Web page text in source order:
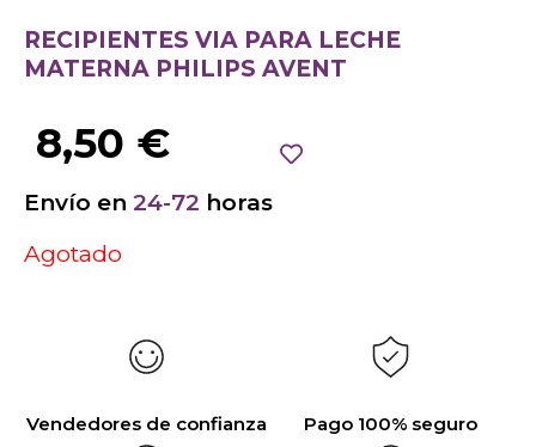
RECIPIENTES VIA PARA LECHE
MATERNA PHILIPS AVENT
8,50 €
Envío en 24-72 horas
Agotado
Vendedores de confianza Pago 100% seguro